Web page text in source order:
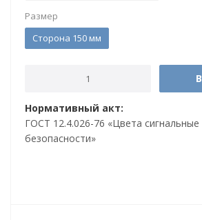
Размер
Сторона 150 мм
Нормативный акт:
ГОСТ 12.4.026-76 «Цвета сигнальные
безопасности»